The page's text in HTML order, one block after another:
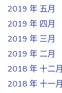
2019 年 五月
2019 年 四月
2019 年 三月
2019 年 二月
2018 年 十二月
2018 年 十一月